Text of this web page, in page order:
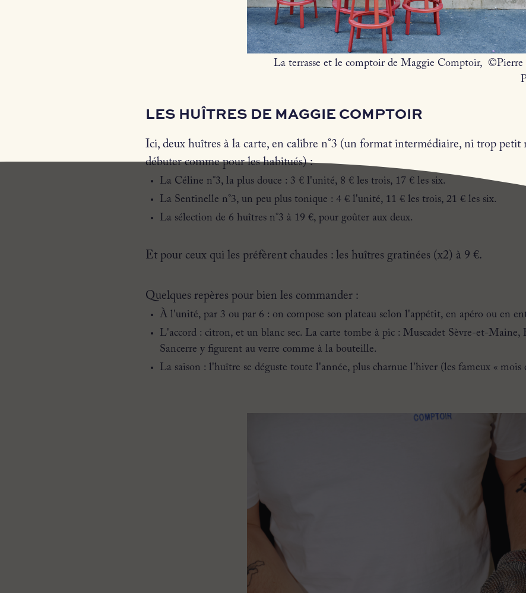
La terrasse et le comptoir de Maggie Comptoir, ©Pierre
LES HUÎTRES DE MAGGIE COMPTOIR
Ici, deux huîtres à la carte, en calibre n°3 (un format intermédiaire, ni trop
débuter comme pour les habitués) :
La Céline n°3, la plus douce : 3 € l'unité, 8 € les trois, 17 € les six.
La Sentinelle n°3, un peu plus tonique : 4 € l'unité, 11 € les trois, 21 € les six.
La sélection de 6 huîtres n°3 à 19 €, pour goûter aux deux.
Et pour ceux qui les préfèrent chaudes : les huîtres gratinées (x2) à 9 €.
Quelques repères pour bien les commander :
À l'unité, par 3 ou par 6 : on compose son plateau selon l'appétit, en apéro ou en
L'accord : citron, et un blanc sec. La carte tombe à pic : Muscadet Sèvre-et-Maine,
Sancerre y figurent au verre comme à la bouteille.
La saison : l'huître se déguste toute l'année, plus charnue l'hiver (les fameux « mois